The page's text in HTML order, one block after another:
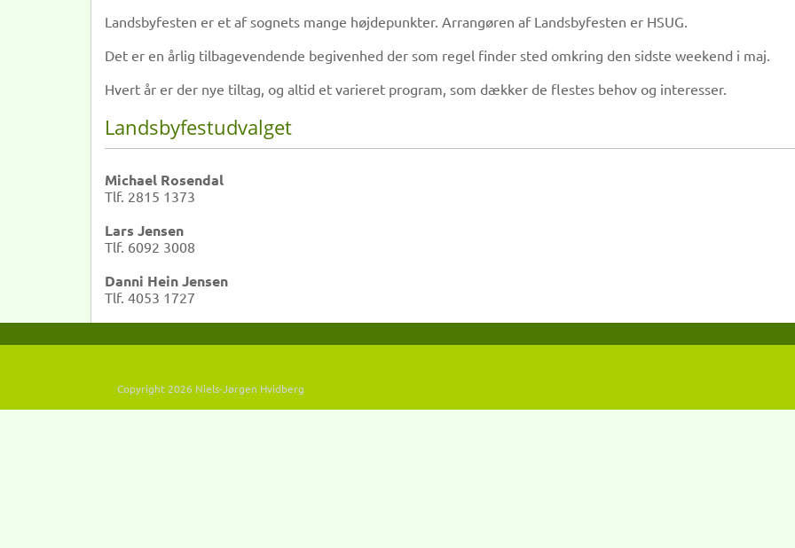
Landsbyfesten er et af sognets mange højdepunkter. Arrangøren af Landsbyfesten er HSUG.
Det er en årlig tilbagevendende begivenhed der som regel finder sted omkring den sidste weekend i maj.
Hvert år er der nye tiltag, og altid et varieret program, som dækker de flestes behov og interesser.
Landsbyfestudvalget
Michael Rosendal
Tlf. 2815 1373
Lars Jensen
Tlf. 6092 3008
Danni Hein Jensen
Tlf. 4053 1727
Copyright 2026 Niels-Jørgen Hvidberg